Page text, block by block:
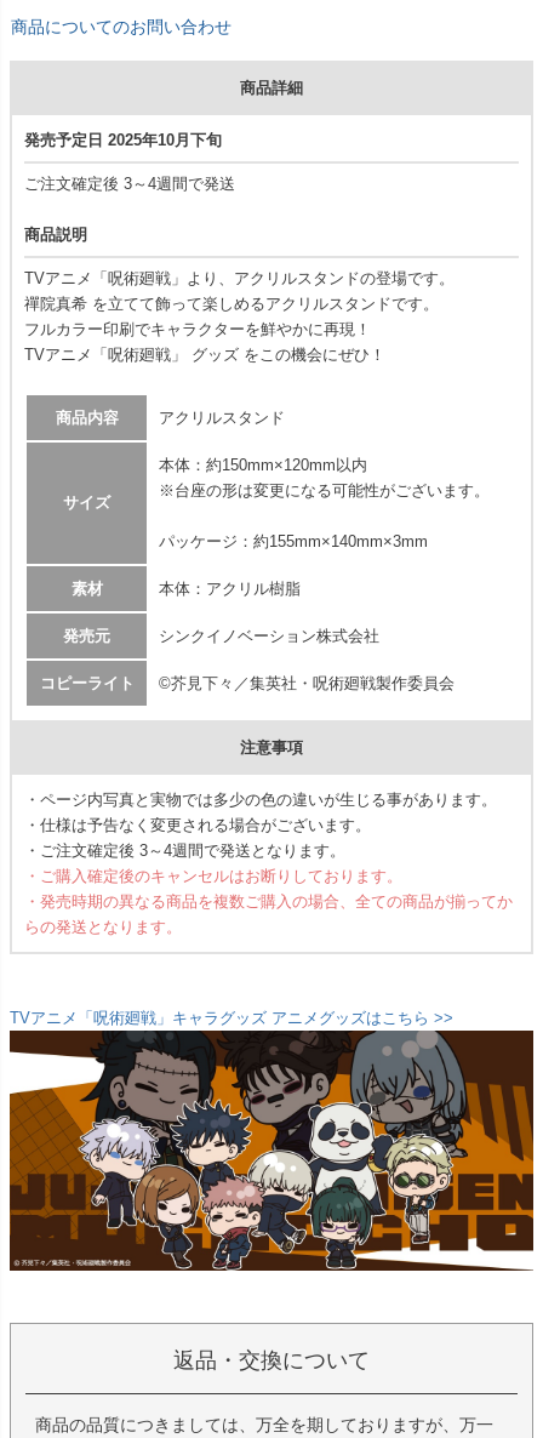
商品についてのお問い合わせ
商品詳細
発売予定日 2025年10月下旬
ご注文確定後 3～4週間で発送
商品説明
TVアニメ「呪術廻戦」より、アクリルスタンドの登場です。
禪院真希 を立てて飾って楽しめるアクリルスタンドです。
フルカラー印刷でキャラクターを鮮やかに再現！
TVアニメ「呪術廻戦」 グッズ をこの機会にぜひ！
商品内容 アクリルスタンド
サイズ
本体：約150mm×120mm以内
※台座の形は変更になる可能性がございます。
パッケージ：約155mm×140mm×3mm
素材 本体：アクリル樹脂
発売元 シンクイノベーション株式会社
コピーライト ©芥見下々／集英社・呪術廻戦製作委員会
注意事項
・ページ内写真と実物では多少の色の違いが生じる事があります。
・仕様は予告なく変更される場合がございます。
・ご注文確定後 3～4週間で発送となります。
・ご購入確定後のキャンセルはお断りしております。
・発売時期の異なる商品を複数ご購入の場合、全ての商品が揃ってか
らの発送となります。
TVアニメ「呪術廻戦」キャラグッズ アニメグッズはこちら >>
返品・交換について
商品の品質につきましては、万全を期しておりますが、万一